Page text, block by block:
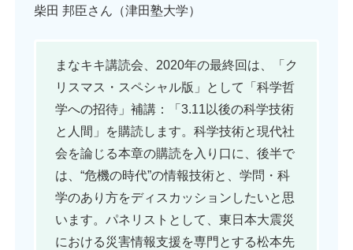
柴田 邦臣さん（津田塾大学）
まなキキ講読会、2020年の最終回は、「ク
リスマス・スペシャル版」として「科学哲
学への招待」補講：「3.11以後の科学技術
と人間」を購読します。科学技術と現代社
会を論じる本章の購読を入り口に、後半で
は、“危機の時代”の情報技術と、学問・科
学のあり方をディスカッションしたいと思
います。パネリストとして、東日本大震災
における災害情報支援を専門とする松本先